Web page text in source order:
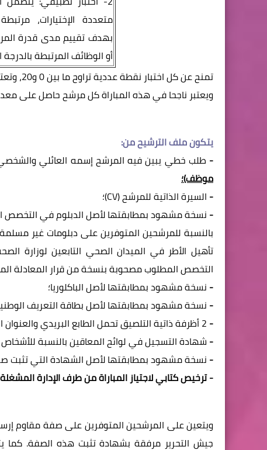
متعددة الإختيارات،
بهدف تقييم مدى قدرة
أو الوظائف المرتبطة بالدرجة
تمنح عن كل اختبار نقطة عددية تراوح ما بين 0 و20، وتعتبر إقصائية كل نقطة تساوي أو تقل عن 5 من 20.
ويعتبر ناجحا في هذه المباراة كل مرشح حاصل على معدل عام لا يقل عن 10 من 20 دون
يتكون ملف الترشيح من:
- طلب خطي يبين فيه المرشح إسمه العائلي
موظف)؛
- السيرة الذاتية للمرشح (CV)؛
- نسخة مشهود بمطابقتها لأصل الدبلوم في التخصص
بالنسبة للمرشحين المتوفرين على دبلومات غير
تأهيل الأطر في الميدان الصحي التابعين لوزارة
التخصص المطلوب مصحوبة بنسخة من قرار المعادلة
- نسخة مشهود بمطابقتها لأصل الباكلوريا؛
- نسخةمشهود بمطابقتها لأصلبطاقة التعريف
- 2 أظرفة ذاتية التلصيق تحمل الطابع البريدي والعنوان الشخصي للمرشح؛
-شهادة التسجيل في لوائح المعاقين بالنسبة للأشخاص
- نسخة مشهود بمطابقتها لأصل الشهادة التي تثبت
- ترخيص كتابي لاجتياز المباراة من طرف الإدارة
ويتعين على المرشحين المتوفرين على صفة مقاوم
جيش التحرير مرفقة بشهادة تثبت هذه الصفة. كما